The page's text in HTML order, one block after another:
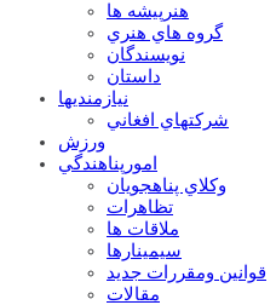
هنرپيشه ها
گروه هاي هنري
نويسندگان
داستان
نيازمنديها
شرکتهاي افغاني
ورزش
امورپناهندگي
وکلاي پناهجويان
تظاهرات
ملاقات ها
سيمينارها
قوانين ومقررات جديد
مقالات